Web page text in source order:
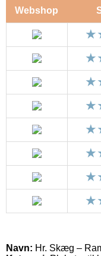
Webshop
Navn: Hr. Skæg –